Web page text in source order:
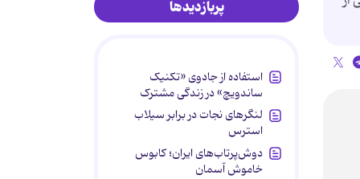
پربازدیدها
استفاده از جادوی «تکنیک
ساندویچ» در زندگی مشترک
لنگرهای نجات در برابر سیلاب
استرس
دوش‌پرتاب‌های ایران؛ کابوس
خاموش آسمان